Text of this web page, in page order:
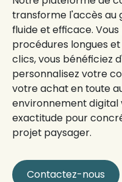
transforme l'accès au
fluide et efficace.
procédures longues
clics, vous bénéficiez
personnalisez votre
votre achat en toute
environnement digital
exactitude pour
projet paysager.
Contactez-nous